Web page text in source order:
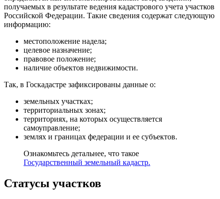
получаемых в результате ведения кадастрового учета участков
Российской Федерации. Такие сведения содержат следующую
информацию:
местоположение надела;
целевое назначение;
правовое положение;
наличие объектов недвижимости.
Так, в Госкадастре зафиксированы данные о:
земельных участках;
территориальных зонах;
территориях, на которых осуществляется
самоуправление;
землях и границах федерации и ее субъектов.
Ознакомьтесь детальнее, что такое
Государственный земельный кадастр.
Статусы участков